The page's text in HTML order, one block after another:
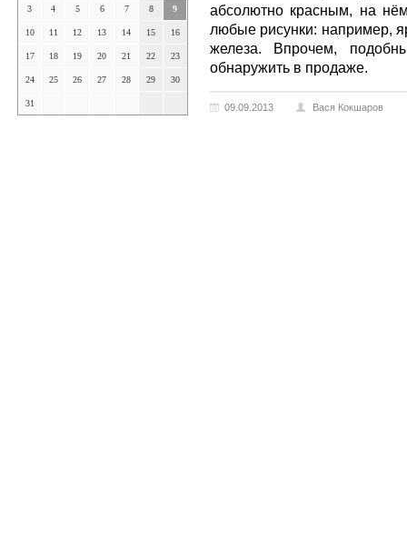
3 4 5 6 7 8 9
10 11 12 13 14 15 16
17 18 19 20 21 22 23
24 25 26 27 28 29 30
31
абсолютно красным, на
любые рисунки: например,
железа. Впрочем,
обнаружить в продаже.
09.09.2013 Вася Кокшаров